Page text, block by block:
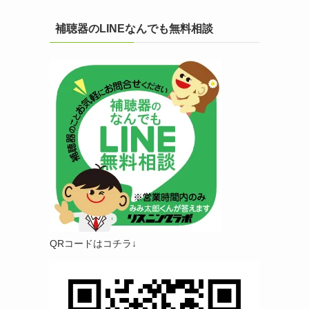
補聴器のLINEなんでも無料相談
QRコードはコチラ↓